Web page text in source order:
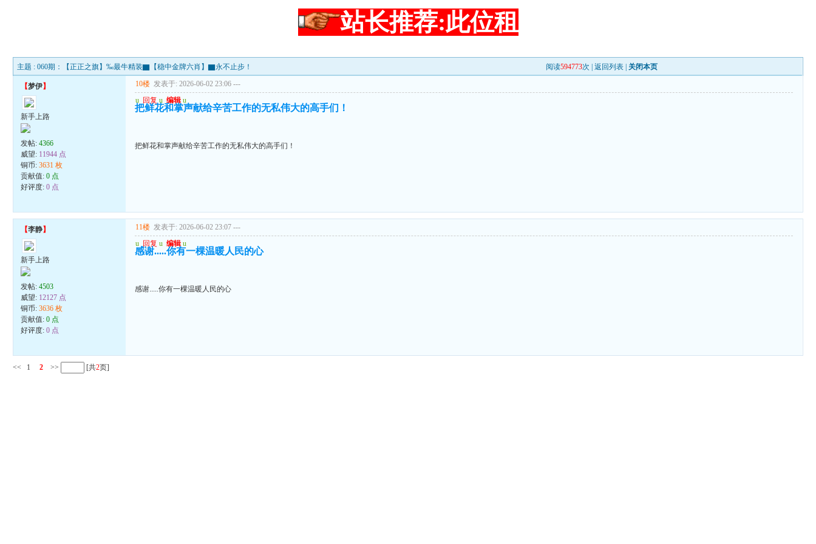
站长推荐:此位租
主题 : 060期：【正正之旗】‰最牛精装▇【稳中金牌六肖】▇永不止步！ 阅读594773次 |返回列表 关闭本页
【梦伊】
新手上路
发帖:4366
威望: 11944 点
铜币:3631 枚
贡献值:0 点
好评度:0 点
10楼 发表于: 2026-06-02 23:06 ---
u 回复 u 编辑 u
把鲜花和掌声献给辛苦工作的无私伟大的高手们！
把鲜花和掌声献给辛苦工作的无私伟大的高手们！
【李静】
新手上路
发帖:4503
威望: 12127 点
铜币:3636 枚
贡献值:0 点
好评度:0 点
11楼 发表于: 2026-06-02 23:07 ---
u 回复 u 编辑 u
感谢.....你有一棵温暖人民的心
感谢.....你有一棵温暖人民的心
<< 1 2 >> [共2页]